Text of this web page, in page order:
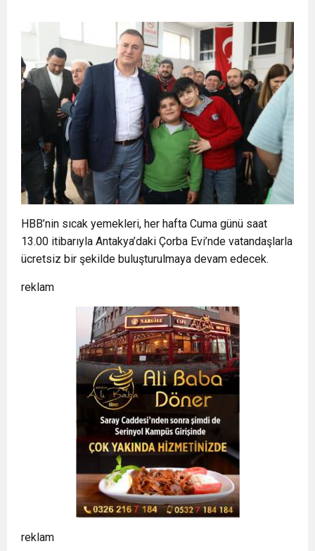
HBB’nin sıcak yemekleri, her hafta Cuma günü saat
13.00 itibarıyla Antakya’daki Çorba Evi’nde vatandaşlarla
ücretsiz bir şekilde buluşturulmaya devam edecek.
reklam
reklam